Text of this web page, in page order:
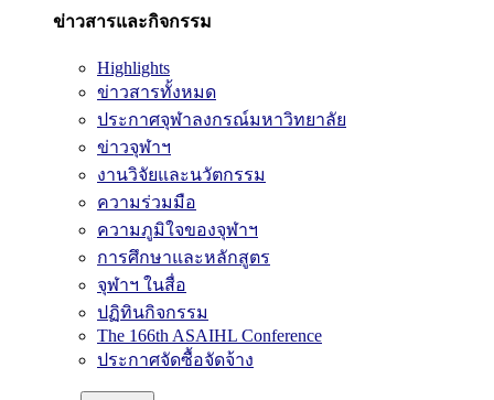
ข่าวสารและกิจกรรม
Highlights
ข่าวสารทั้งหมด
ประกาศจุฬาลงกรณ์มหาวิทยาลัย
ข่าวจุฬาฯ
งานวิจัยและนวัตกรรม
ความร่วมมือ
ความภูมิใจของจุฬาฯ
การศึกษาและหลักสูตร
จุฬาฯ ในสื่อ
ปฏิทินกิจกรรม
The 166th ASAIHL Conference
ประกาศจัดซื้อจัดจ้าง